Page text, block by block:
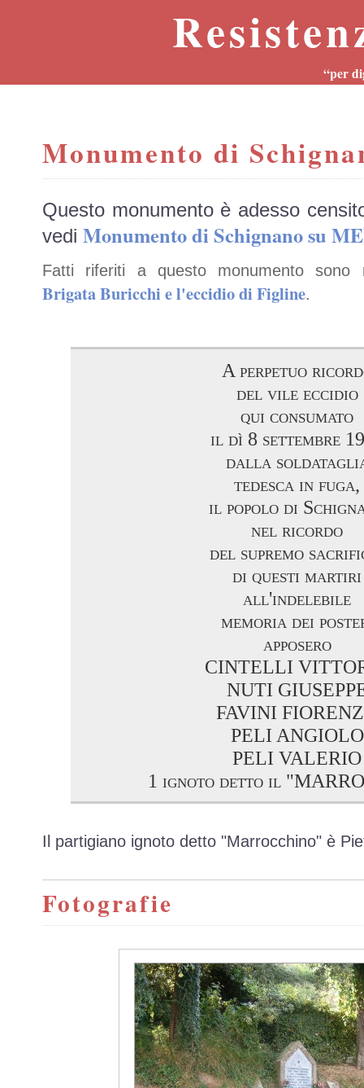
“per
Monumento di
Questo monumento è adesso
vedi Monumento di Schignano su
Fatti riferiti a questo monumento
Brigata Buricchi e l'eccidio di Figline.
A perpetuo
del vile eccidio
qui consumato
il dì 8 settembre
dalla
tedesca in fuga,
il popolo di
nel ricordo
del supremo
di questi martiri
all'indelebile
memoria dei
apposero
CINTELLI
NUTI
FAVINI
PELI ANGIOLO
PELI VALERIO
1 ignoto detto il
Il partigiano ignoto detto "Marrocchino" è
Fotografie